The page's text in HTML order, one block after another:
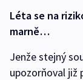
Léta se na
marně…
Jenže stejný
upozorňoval již